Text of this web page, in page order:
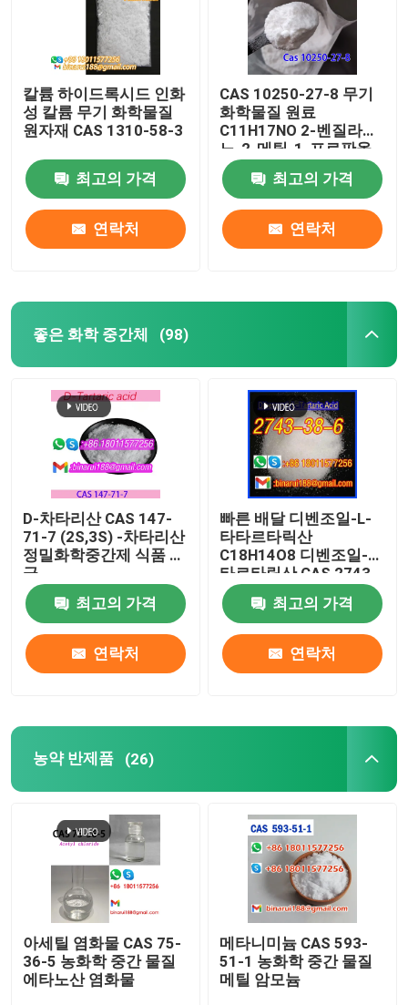
제품
우리 에 관한 것
공장 투어
품질 관리
인용 을 요청 하십시오
일일화학원료
무기 화학적 원료
좋은 화학 중간체
농약 반제품
기초 유기화학물질
제약 원료
칼륨 하이드록시드 인화
성 칼륨 무기 화학물질
원자재 CAS 1310-58-3
최고의 가격
연락처
CAS 10250-27-8 무기
화학물질 원료
C11H17NO 2-벤질라미
노-2-메틸-1-프로판올
최고의 가격
연락처
좋은 화학 중간체 (98)
D-차타리산 CAS 147-
71-7 (2S,3S) -차타리산
정밀화학중간제 식품 등
급
최고의 가격
연락처
빠른 배달 디벤조일-L-
타타르타릭산
C18H14O8 디벤조일-L-
타르타릭산 CAS 2743-
38-6
최고의 가격
연락처
농약 반제품 (26)
아세틸 염화물 CAS 75-
36-5 농화학 중간 물질
에타노산 염화물
메타니미늄 CAS 593-
51-1 농화학 중간 물질
메틸 암모늄